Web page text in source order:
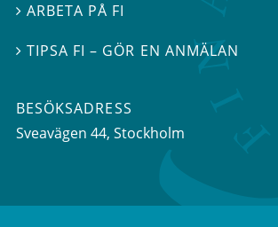
ARBETA PÅ FI
TIPSA FI – GÖR EN ANMÄLAN
BESÖKSADRESS
Sveavägen 44, Stockholm